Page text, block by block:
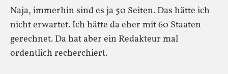
Naja, immerhin sind es ja 50 Seiten. Das hätte ich
nicht erwartet. Ich hätte da eher mit 60 Staaten
gerechnet. Da hat aber ein Redakteur mal
ordentlich recherchiert.